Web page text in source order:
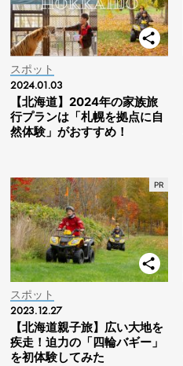
スポット
2024.01.03
【北海道】2024年の家族旅
行プランは「札幌を拠点に自
然体験」がおすすめ！
スポット
2023.12.27
【北海道親子旅】広い大地を
疾走！迫力の「四輪バギー」
を初体験してみた